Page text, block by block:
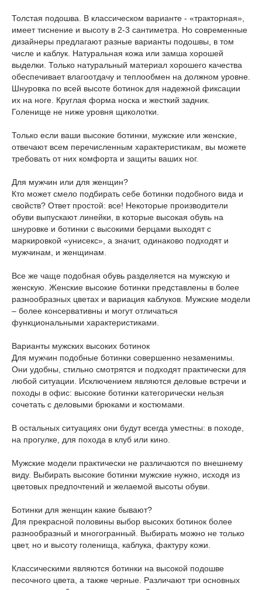
Толстая подошва. В классическом варианте - «тракторная»,
имеет тиснение и высоту в 2-3 сантиметра. Но современные
дизайнеры предлагают разные варианты подошвы, в том
числе и каблук. Натуральная кожа или замша хорошей
выделки. Только натуральный материал хорошего качества
обеспечивает влагоотдачу и теплообмен на должном уровне.
Шнуровка по всей высоте ботинок для надежной фиксации
их на ноге. Круглая форма носка и жесткий задник.
Голенище не ниже уровня щиколотки.
Только если ваши высокие ботинки, мужские или женские,
отвечают всем перечисленным характеристикам, вы можете
требовать от них комфорта и защиты ваших ног.
Для мужчин или для женщин?
Кто может смело подбирать себе ботинки подобного вида и
свойств? Ответ простой: все! Некоторые производители
обуви выпускают линейки, в которые высокая обувь на
шнуровке и ботинки с высокими берцами выходят с
маркировкой «унисекс», а значит, одинаково подходят и
мужчинам, и женщинам.
Все же чаще подобная обувь разделяется на мужскую и
женскую. Женские высокие ботинки представлены в более
разнообразных цветах и вариация каблуков. Мужские модели
– более консервативны и могут отличаться
функциональными характеристиками.
Варианты мужских высоких ботинок
Для мужчин подобные ботинки совершенно незаменимы.
Они удобны, стильно смотрятся и подходят практически для
любой ситуации. Исключением являются деловые встречи и
походы в офис: высокие ботинки категорически нельзя
сочетать с деловыми брюками и костюмами.
В остальных ситуациях они будут всегда уместны: в походе,
на прогулке, для похода в клуб или кино.
Мужские модели практически не различаются по внешнему
виду. Выбирать высокие ботинки мужские нужно, исходя из
цветовых предпочтений и желаемой высоты обуви.
Ботинки для женщин какие бывают?
Для прекрасной половины выбор высоких ботинок более
разнообразный и многогранный. Выбирать можно не только
цвет, но и высоту голенища, каблука, фактуру кожи.
Классическими являются ботинки на высокой подошве
песочного цвета, а также черные. Различают три основных